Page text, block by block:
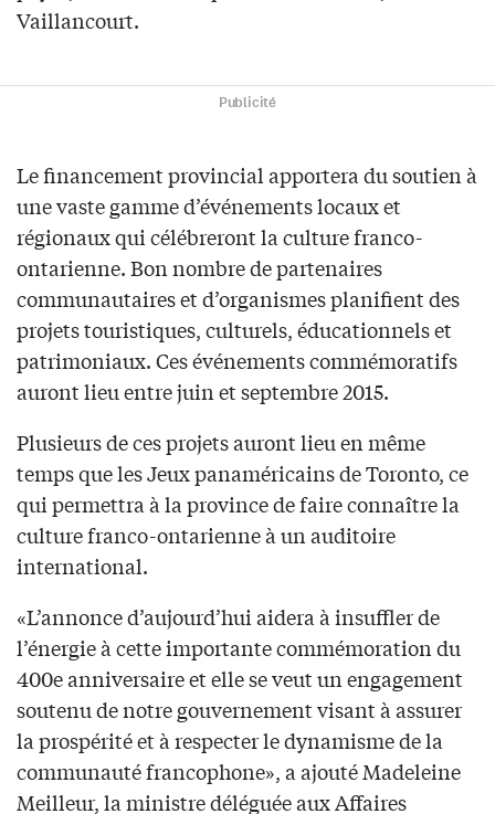
Vaillancourt.
Publicité
Le financement provincial apportera du soutien à
une vaste gamme d’événements locaux et
régionaux qui célébreront la culture franco-
ontarienne. Bon nombre de partenaires
communautaires et d’organismes planifient des
projets touristiques, culturels, éducationnels et
patrimoniaux. Ces événements commémoratifs
auront lieu entre juin et septembre 2015.
Plusieurs de ces projets auront lieu en même
temps que les Jeux panaméricains de Toronto, ce
qui permettra à la province de faire connaître la
culture franco-ontarienne à un auditoire
international.
«L’annonce d’aujourd’hui aidera à insuffler de
l’énergie à cette importante commémoration du
400e anniversaire et elle se veut un engagement
soutenu de notre gouvernement visant à assurer
la prospérité et à respecter le dynamisme de la
communauté francophone», a ajouté Madeleine
Meilleur, la ministre déléguée aux Affaires